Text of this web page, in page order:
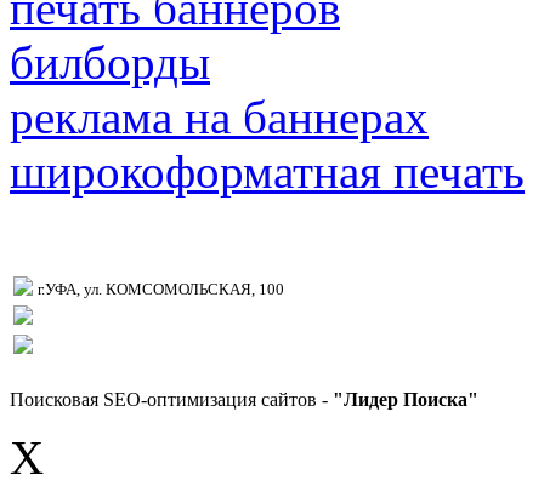
билборды
реклама на баннерах
широкоформатная печать
г.УФА, ул. КОМСОМОЛЬСКАЯ, 100
Поисковая SEO-оптимизация сайтов - "Лидер Поиска"
X